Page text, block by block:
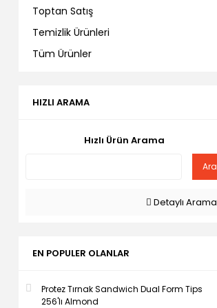
Toptan Satış
Temizlik Ürünleri
Tüm Ürünler
HIZLI ARAMA
Hızlı Ürün Arama
Ara
Detaylı Arama
EN POPULER OLANLAR
Protez Tırnak Sandwich Dual Form Tips
256'lı Almond